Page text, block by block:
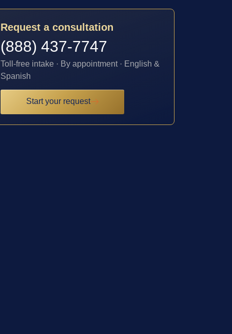
Request a consultation
(888) 437-7747
Toll-free intake · By appointment · English &
Spanish
Start your request